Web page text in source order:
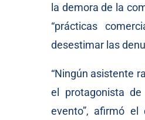
la demora de la
“prácticas
desestimar las
“Ningún asistente
el protagonista
evento”, afirmó el